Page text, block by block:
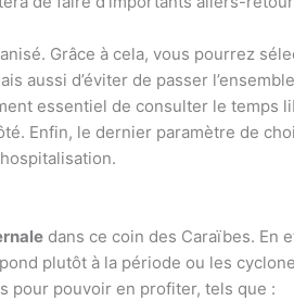
Grâce à cela, vous pourrez
aussi d’éviter de passer
essentiel de consulter le temps
Enfin, le dernier paramètre de
dans ce coin des Caraïbes. En
plutôt à la période ou les
pour pouvoir en profiter, tels que :